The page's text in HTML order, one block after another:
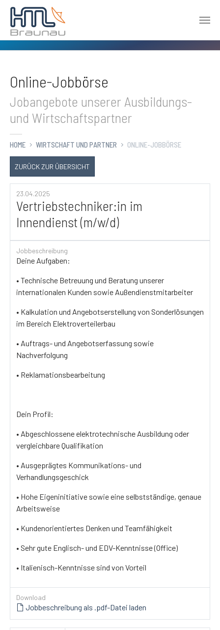
Online-Jobbörse
Jobangebote unserer Ausbildungs-
und Wirtschaftspartner
HOME WIRTSCHAFT UND PARTNER ONLINE-JOBBÖRSE
ZURÜCK ZUR ÜBERSICHT
23.04.2025
Vertriebstechniker:in im
Innendienst (m/w/d)
Jobbeschreibung
Deine Aufgaben:
• Technische Betreuung und Beratung unserer
internationalen Kunden sowie Außendienstmitarbeiter
• Kalkulation und Angebotserstellung von Sonderlösungen
im Bereich Elektroverteilerbau
• Auftrags- und Angebotserfassung sowie
Nachverfolgung
• Reklamationsbearbeitung
Dein Profil:
• Abgeschlossene elektrotechnische Ausbildung oder
vergleichbare Qualifikation
• Ausgeprägtes Kommunikations- und
Verhandlungsgeschick
• Hohe Eigeninitiative sowie eine selbstständige, genaue
Arbeitsweise
• Kundenorientiertes Denken und Teamfähigkeit
• Sehr gute Englisch- und EDV-Kenntnisse (Office)
• Italienisch-Kenntnisse sind von Vorteil
Download
Jobbeschreibung als .pdf-Datei laden